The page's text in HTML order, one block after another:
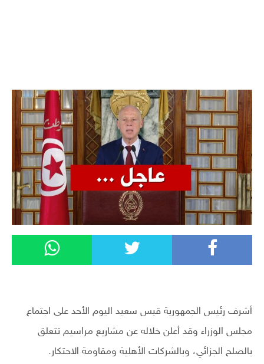
أشرف رئيس الجمهورية قيس سعيد اليوم الأحد على اجتماع
مجلس الوزراء وقد أعلن خلاله عن مشاريع مراسيم تتعلق
بالصلح الجزائي، وبالشركات الأهلية ومقاومة الاحتكار.